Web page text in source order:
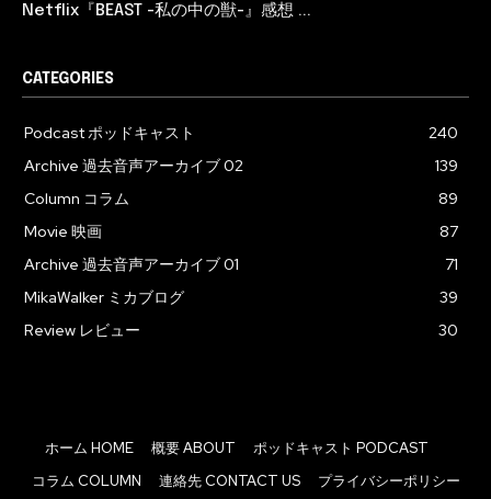
Netflix『BEAST -私の中の獣-』感想 ...
CATEGORIES
Podcast ポッドキャスト
240
Archive 過去音声アーカイブ 02
139
Column コラム
89
Movie 映画
87
Archive 過去音声アーカイブ 01
71
MikaWalker ミカブログ
39
Review レビュー
30
ホーム HOME 概要 ABOUT
ポッドキャスト PODCAST
コラム COLUMN
連絡先 CONTACT US プライバシーポリシー